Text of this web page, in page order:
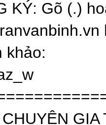
KÝ: Gõ (.)
khảo:
GIA